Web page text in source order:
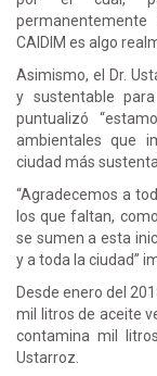
CAIDIM es algo
Asimismo, el Dr.
y sustentable
puntualizó
ambientales que
ciudad más
“Agradecemos a
los que faltan,
se sumen a esta
y a toda la ciudad”
Desde enero del
mil litros de aceite
contamina mil
Ustarroz.